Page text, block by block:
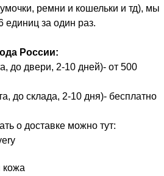
ремни и кошельки и тд), мы
единиц за один раз.
России:
до двери, 2-10 дней)- от 500
до склада, 2-10 дня)- бесплатно
о доставке можно тут:
кожа